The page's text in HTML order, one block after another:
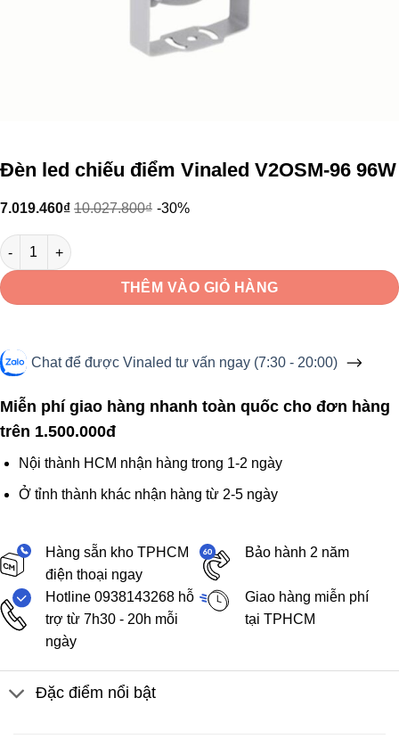
Đèn led chiếu điểm Vinaled V2OSM-96 96W
7.019.460₫ 10.027.800₫ -30%
Đèn led chiếu điểm Vinaled V2OSM-96 96W số lượng
THÊM VÀO GIỎ HÀNG
Chat để được Vinaled tư vấn ngay (7:30 - 20:00)
Miễn phí giao hàng nhanh toàn quốc cho đơn hàng
trên 1.500.000đ
Nội thành HCM nhận hàng trong 1-2 ngày
Ở tỉnh thành khác nhận hàng từ 2-5 ngày
Hàng sẵn kho TPHCM
điện thoại ngay
Bảo hành 2 năm
Hotline 0938143268 hỗ
trợ từ 7h30 - 20h mỗi
ngày
Giao hàng miễn phí
tại TPHCM
Đặc điểm nổi bật